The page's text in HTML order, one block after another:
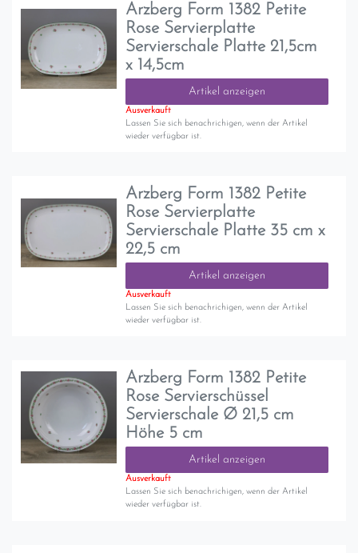
Arzberg Form 1382 Petite
Rose Servierplatte
Servierschale Platte 21,5cm
x 14,5cm
Artikel anzeigen
Ausverkauft
Lassen Sie sich benachrichigen, wenn der Artikel
wieder verfügbar ist.
Arzberg Form 1382 Petite
Rose Servierplatte
Servierschale Platte 35 cm x
22,5 cm
Artikel anzeigen
Ausverkauft
Lassen Sie sich benachrichigen, wenn der Artikel
wieder verfügbar ist.
Arzberg Form 1382 Petite
Rose Servierschüssel
Servierschale Ø 21,5 cm
Höhe 5 cm
Artikel anzeigen
Ausverkauft
Lassen Sie sich benachrichigen, wenn der Artikel
wieder verfügbar ist.